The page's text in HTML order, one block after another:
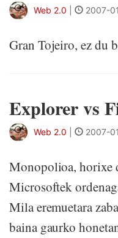
Web 2.0 2007-
Gran Tojeiro, ez du
Explorer vs
Web 2.0 2007-
Monopolioa, horixe
Microsoftek
Mila eremuetara
baina gaurko